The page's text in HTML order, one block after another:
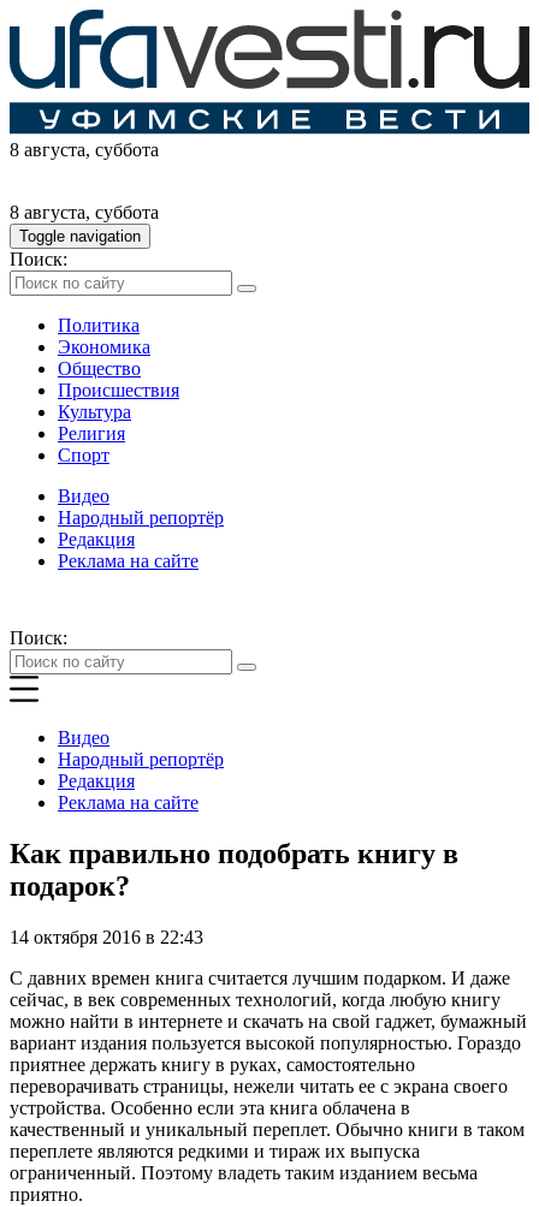
8 августа, суббота
8 августа, суббота
Toggle navigation
Поиск:
Политика
Экономика
Общество
Происшествия
Культура
Религия
Спорт
Видео
Народный репортёр
Редакция
Реклама на сайте
Поиск:
Видео
Народный репортёр
Редакция
Реклама на сайте
Как правильно подобрать книгу в
подарок?
14 октября 2016 в 22:43
С давних времен книга считается лучшим подарком. И даже
сейчас, в век современных технологий, когда любую книгу
можно найти в интернете и скачать на свой гаджет, бумажный
вариант издания пользуется высокой популярностью. Гораздо
приятнее держать книгу в руках, самостоятельно
переворачивать страницы, нежели читать ее с экрана своего
устройства. Особенно если эта книга облачена в
качественный и уникальный переплет. Обычно книги в таком
переплете являются редкими и тираж их выпуска
ограниченный. Поэтому владеть таким изданием весьма
приятно.